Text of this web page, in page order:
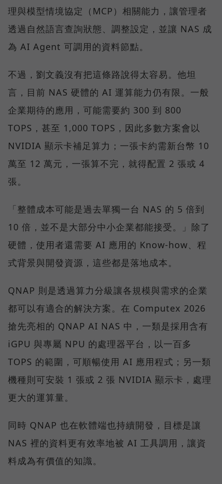
理與模型情境協定（MCP）相關能力，讓管理者
透過自然語言查詢狀態、調整設定，並讓 NAS 成
為 AI Agent 可調用的資料節點。
不過，劉文義沒有把這條路說得太容易。他坦
言，目前 NAS 硬體的 AI 運算能力仍有限。一般
企業期待的應用，可能需要約 300 到 800
TOPS，甚至 1,000 TOPS，因此多數方案會以
NVIDIA 顯示卡補足算力；一張卡約需新台幣 10
萬至 12 萬元，一張算不完，就得配置 2 張或 4
張。
「整體成本可能是過去單獨一台 NAS 的 5 倍到
10 倍，並不是大部分中小企業都能接受。」除了
硬體，使用者還需要 AI 應用的 Know-how、程
式背景與開發資源，這些都是落地成本。
QNAP 則是透過算力分級讓各規模與需求的企業
都可以有適合的解決方案。在 Computex 2026
搶先亮相的 QNAP AI NAS 中，一類是採用含有
iGPU 與專屬 NPU 的處理器平台，以一百多
TOPS 的範圍，可順暢使用 AI 應用程式；另一類
機種則可安裝 1 張或 2 張 NVIDIA 顯示卡，處理
更大的運算量。
同時 QNAP 也在軟體端也持續開發，目標是讓
NAS 裡的資料更有效率地被 AI 工具調用，讓資
料成為有價值的知識。